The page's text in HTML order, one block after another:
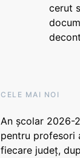
cerut
CELE MAI NOI
An școlar 2026-
pentru profesori
fiecare județ,